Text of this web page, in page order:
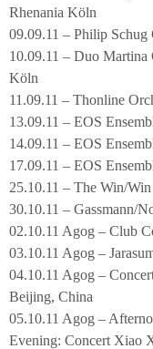
Rhenania Köln
09.09.11 – Philip Schug
10.09.11 – Duo Martina
Köln
11.09.11 – Thonline
13.09.11 – EOS
14.09.11 – EOS
17.09.11 – EOS
25.10.11 – The Win/
30.10.11 – Gassmann/
02.10.11 Agog – Club
03.10.11 Agog –
04.10.11 Agog –
Beijing, China
05.10.11 Agog –
Evening: Concert Xiao